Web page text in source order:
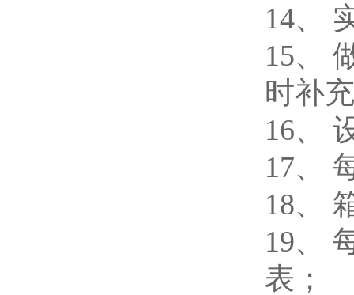
14、
15、
时补
16、
17、
18、
19、
表；